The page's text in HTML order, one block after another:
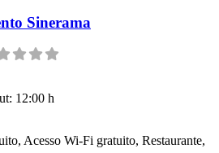
Sinerama
12:00 h
Acesso Wi-Fi gratuito, Restaurante,